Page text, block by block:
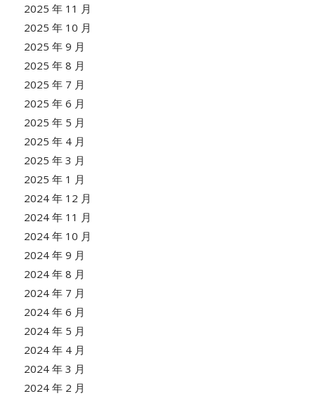
2025 年 11 月
2025 年 10 月
2025 年 9 月
2025 年 8 月
2025 年 7 月
2025 年 6 月
2025 年 5 月
2025 年 4 月
2025 年 3 月
2025 年 1 月
2024 年 12 月
2024 年 11 月
2024 年 10 月
2024 年 9 月
2024 年 8 月
2024 年 7 月
2024 年 6 月
2024 年 5 月
2024 年 4 月
2024 年 3 月
2024 年 2 月